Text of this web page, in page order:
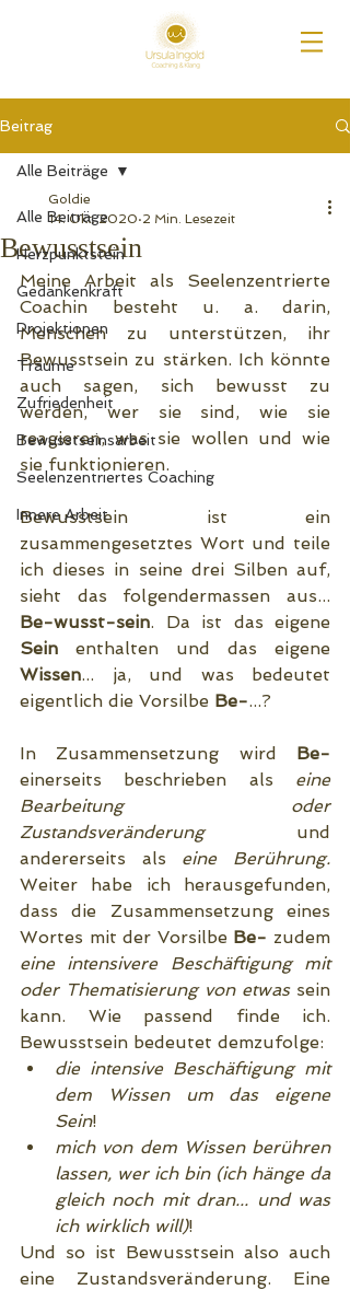
Beitrag
Alle Beiträge
Herzpunktstein
Gedankenkraft
Projektionen
Träume
Zufriedenheit
Bewusstseinsarbeit
Seelenzentriertes Coaching
Innere Arbeit
Alle Beiträge
Bewusstsein
Goldie
14. Okt. 2020 2 Min. Lesezeit
Meine Arbeit als Seelenzentrierte
Coachin besteht u. a. darin,
Menschen zu unterstützen, ihr
Bewusstsein zu stärken. Ich könnte
auch sagen, sich bewusst zu
werden, wer sie sind, wie sie
reagieren, was sie wollen und wie
sie funktionieren.
Bewusstsein ist ein
zusammengesetztes Wort und teile
ich dieses in seine drei Silben auf,
Be-wusst-sein
Sein
Wissen... ja, und was bedeutet
eigentlich die Vorsilbe Be-...?
In Zusammensetzung wird Be-
einerseits beschrieben als eine
Bearbeitung oder
Zustandsveränderung und
andererseits als
Weiter habe ich herausgefunden,
dass die Zusammensetzung eines
Wortes mit der Vorsilbe Be-
eine intensivere Beschäftigung mit
oder Thematisierung von etwas sein
kann. Wie passend finde ich.
Bewusstsein bedeutet demzufolge:
die intensive Beschäftigung mit
dem Wissen um das eigene
Sein!
mich von dem Wissen berühren
lassen, wer ich bin (ich hänge da
gleich noch mit dran... und was
ich wirklich will)!
Und so ist Bewusstsein also auch
eine Zustandsveränderung. Eine